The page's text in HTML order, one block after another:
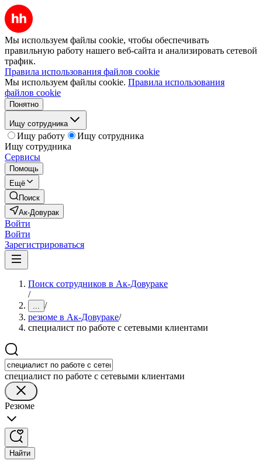
Мы используем файлы cookie, чтобы обеспечивать
правильную работу нашего веб-сайта и анализировать сетевой
трафик.
Правила использования файлов cookie
Мы используем файлы cookie. Правила использования
файлов cookie
Понятно
Ищу сотрудника
Ищу работу
Ищу сотрудника
Ищу сотрудника
Сервисы
Помощь
Ещё
Поиск
Ак-Довурак
Войти
Войти
Зарегистрироваться
Поиск сотрудников в Ак-Довураке
/
... /
резюме в Ак-Довураке/
специалист по работе с сетевыми клиентами
специалист по работе с сетевыми клиентами
Резюме
Найти